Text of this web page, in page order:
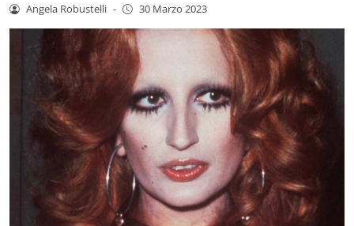
Angela Robustelli - 30 Marzo 2023